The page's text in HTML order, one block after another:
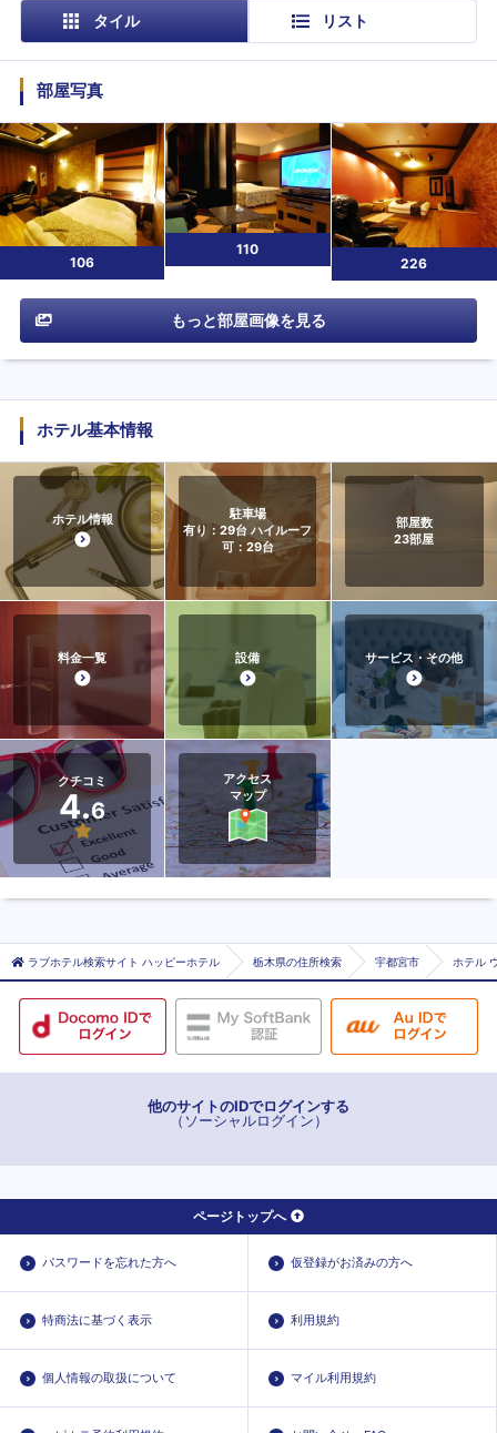
タイル リスト
部屋写真
106
110
226
もっと部屋画像を見る
ホテル基本情報
ホテル情報
駐車場
有り：29台 ハイルーフ
可：29台
部屋数
23部屋
料金一覧 設備 サービス・その他
クチコミ
4.6
アクセス
マップ
ラブホテル検索サイト ハッピーホテル 栃木県の住所検索 宇都宮市 ホテル
他のサイトのIDでログインする
（ソーシャルログイン）
ページトップへ
パスワードを忘れた方へ 仮登録がお済みの方へ
特商法に基づく表示 利用規約
個人情報の取扱について マイル利用規約